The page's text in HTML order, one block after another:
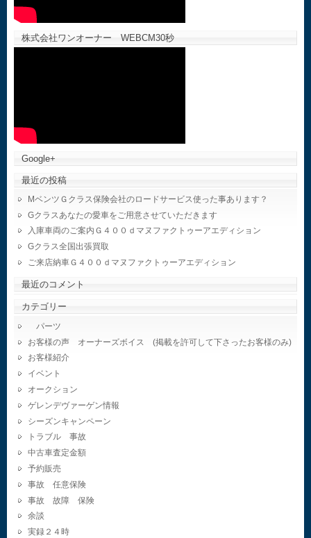
株式会社ワンオーナー WEBCM30秒
Google+
最近の投稿
MベンツＧクラス保険会社のロードサービス使った事あります？
Gクラスあなたの愛車をご用意させていただきます
入庫車両のご案内Ｇ４００ｄマヌファクトゥーアエディション
Gクラス全国出張買取
ご来店納車Ｇ４００ｄマヌファクトゥーアエディション
最近のコメント
カテゴリー
パーツ
お客様の声 オーナーズボイス (掲載を許可して下さったお客様のみ)
お客様紹介
イベント
オークション
ゲレンデヴァーゲン情報
シーズンキャンペーン
トラブル 事故
中古車査定金額
予約販売
事故 任意保険
事故 故障 保険
余談
実録２４時